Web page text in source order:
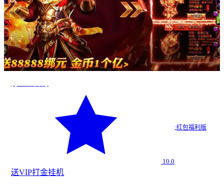
10.0
·红包福利版
送VIP打金挂机